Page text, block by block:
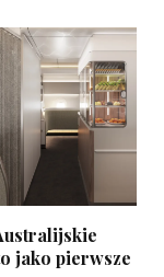
jako pierwsze